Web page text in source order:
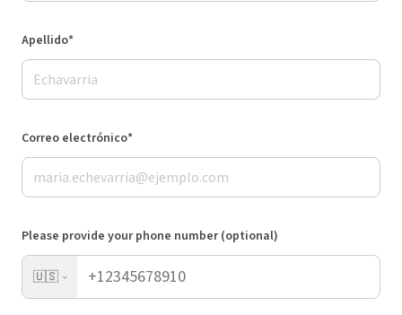
Apellido*
Correo electrónico*
Please provide your phone number (optional)
🇺🇸